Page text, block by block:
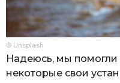
© Unsplash
Надеюсь, мы помогли
некоторые свои